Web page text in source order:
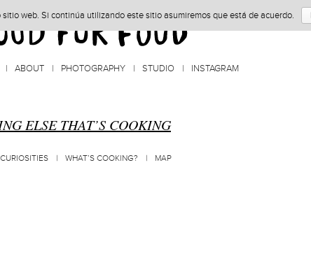
ABOUT PHOTOGRAPHY STUDIO INSTAGRAM
ELSE THAT’S COOKING
CURIOSITIES WHAT’S COOKING? MAP
web. Si continúa utilizando este sitio asumiremos que está de acuerdo.